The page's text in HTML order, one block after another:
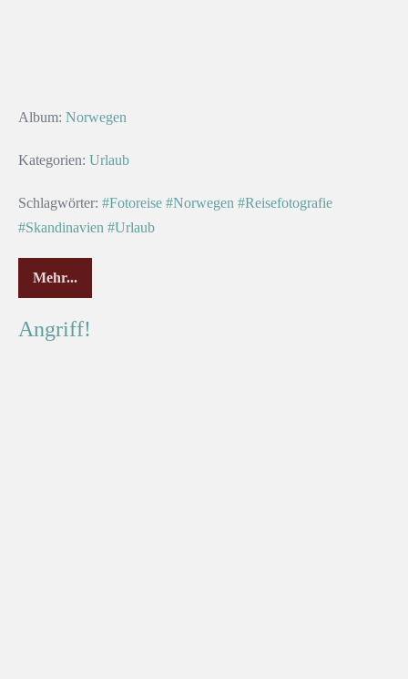
Album: Norwegen
Kategorien: Urlaub
Schlagwörter: #Fotoreise #Norwegen #Reisefotografie
#Skandinavien #Urlaub
Mehr...
Angriff!